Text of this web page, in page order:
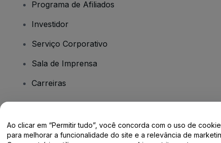
Programa de Afiliados
Investidor
Serviço Corporativo
Sala de Imprensa
Carreiras
Ao clicar em “Permitir tudo”, você concorda com o uso de
para melhorar a funcionalidade do site e a relevância de